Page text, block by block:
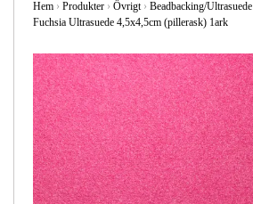
Hem › Produkter › Övrigt › Beadbacking/Ultrasuede
Fuchsia Ultrasuede 4,5x4,5cm (pillerask) 1ark